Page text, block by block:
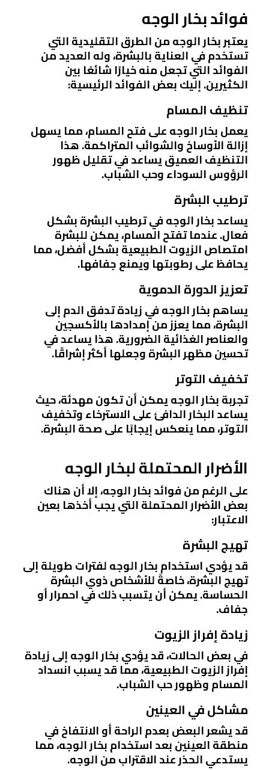
فوائد بخار الوجه
يعتبر بخار الوجه من الطرق التقليدية التي
تستخدم في العناية بالبشرة، وله العديد من
الفوائد التي تجعل منه خيارًا شائعًا بين
الكثيرين. إليك بعض الفوائد الرئيسية:
تنظيف المسام
يعمل بخار الوجه على فتح المسام، مما يسهل
إزالة الأوساخ والشوائب المتراكمة. هذا
التنظيف العميق يساعد في تقليل ظهور
الرؤوس السوداء وحب الشباب.
ترطيب البشرة
يساعد بخار الوجه في ترطيب البشرة بشكل
فعال. عندما تفتح المسام، يمكن للبشرة
امتصاص الزيوت الطبيعية بشكل أفضل، مما
يحافظ على رطوبتها ويمنع جفافها.
تعزيز الدورة الدموية
يساهم بخار الوجه في زيادة تدفق الدم إلى
البشرة، مما يعزز من إمدادها بالأكسجين
والعناصر الغذائية الضرورية. هذا يساعد في
تحسين مظهر البشرة وجعلها أكثر إشراقًا.
تخفيف التوتر
تجربة بخار الوجه يمكن أن تكون مهدئة، حيث
يساعد البخار الدافئ على الاسترخاء وتخفيف
التوتر، مما ينعكس إيجابًا على صحة البشرة.
الأضرار المحتملة لبخار الوجه
على الرغم من فوائد بخار الوجه، إلا أن هناك
بعض الأضرار المحتملة التي يجب أخذها بعين
الاعتبار:
تهيج البشرة
قد يؤدي استخدام بخار الوجه لفترات طويلة إلى
تهيج البشرة، خاصةً للأشخاص ذوي البشرة
الحساسة. يمكن أن يتسبب ذلك في احمرار أو
جفاف.
زيادة إفراز الزيوت
في بعض الحالات، قد يؤدي بخار الوجه إلى زيادة
إفراز الزيوت الطبيعية، مما قد يسبب انسداد
المسام وظهور حب الشباب.
مشاكل في العينين
قد يشعر البعض بعدم الراحة أو الانتفاخ في
منطقة العينين بعد استخدام بخار الوجه، مما
يستدعي الحذر عند الاقتراب من الوجه.